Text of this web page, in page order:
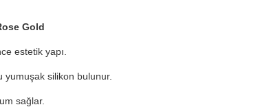
Gold
estetik yapı.
yumuşak silikon bulunur.
sağlar.